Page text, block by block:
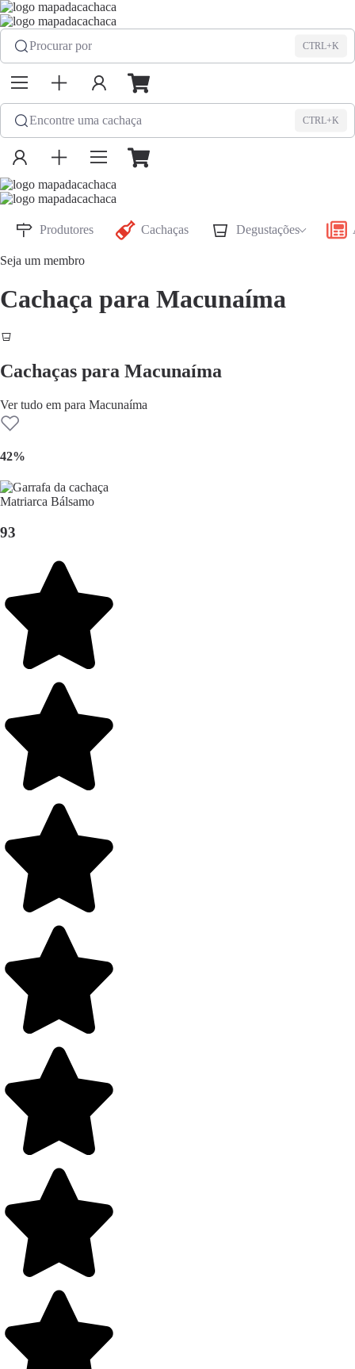
Procurar por CTRL+K
Encontre uma cachaça CTRL+K
Produtores Cachaças Degustações
Seja um membro
Cachaça para Macunaíma
Cachaças para Macunaíma
Ver tudo em para Macunaíma
42%
93